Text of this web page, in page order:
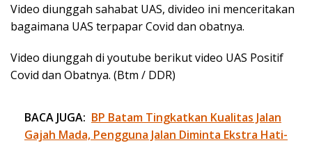
Video diunggah sahabat UAS, divideo ini menceritakan
bagaimana UAS terpapar Covid dan obatnya.
Video diunggah di youtube berikut video UAS Positif
Covid dan Obatnya. (Btm / DDR)
BACA JUGA: BP Batam Tingkatkan Kualitas Jalan
Gajah Mada, Pengguna Jalan Diminta Ekstra Hati-